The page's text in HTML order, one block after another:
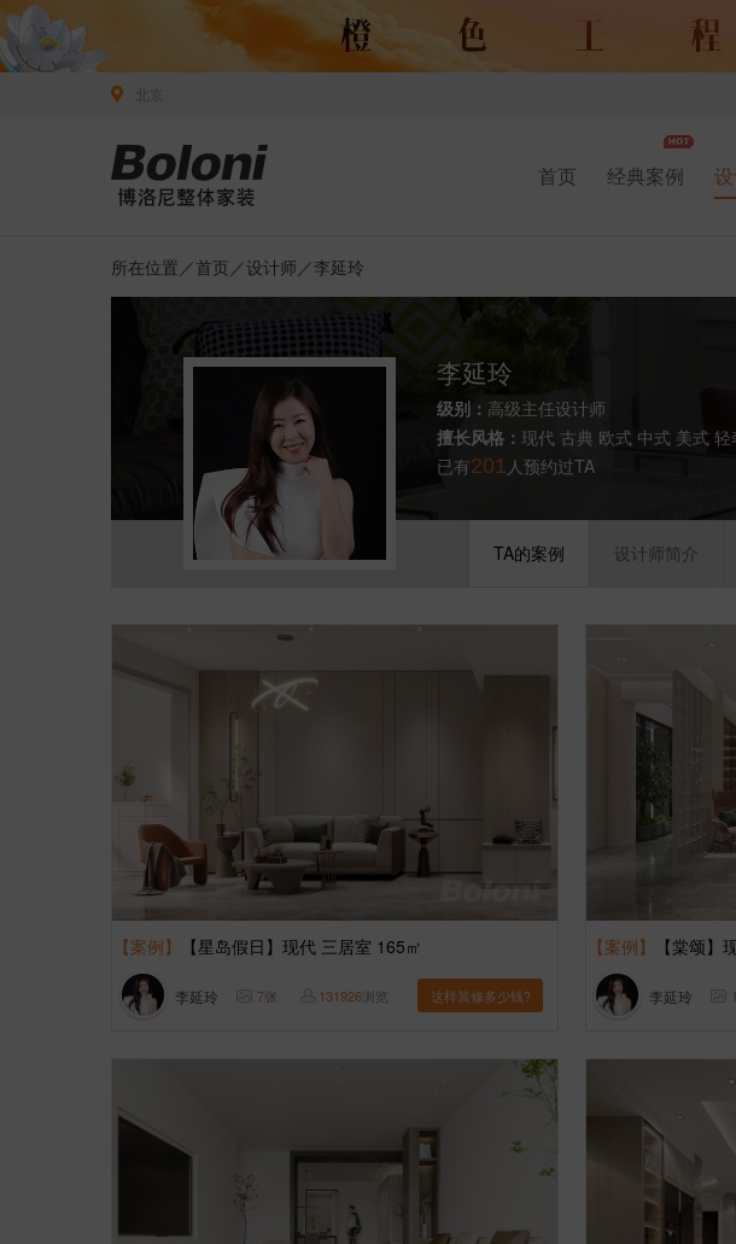
首页 经典案例
所在位置／首页 ／设计师 ／李延玲
李延玲
级别： 高级主任设计师
擅长风格： 现代 古典 欧式 中式 美式
已有201 人预约过TA
TA的案例 设计师简介
【案例】 【星岛假日】现代 三居室 165㎡
李延玲 7张 131926浏览 这样装修多少钱?
【案例】 【棠颂】
李延玲